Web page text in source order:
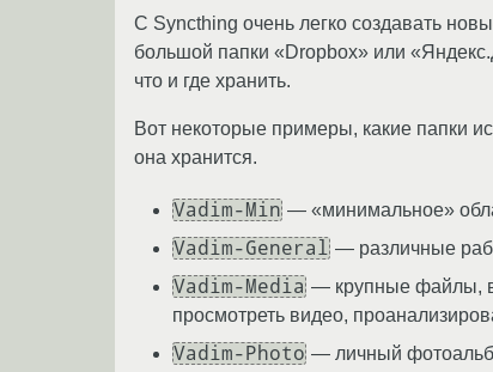
С Syncthing очень легко создавать
большой папки «Dropbox» или
что и где хранить.
Вот некоторые примеры, какие папки
она хранится.
Vadim-Min — «минимальное»
Vadim-General — различные
Vadim-Media — крупные файлы, в
просмотреть видео,
Vadim-Photo — личный